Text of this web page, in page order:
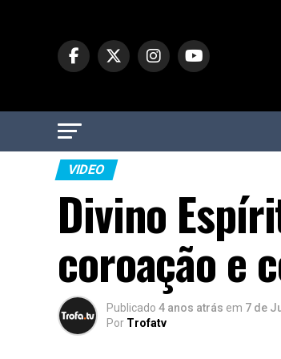
VIDEO
Divino
coroação e
Publicado 4 anos atrás em 7 de
Por Trofatv